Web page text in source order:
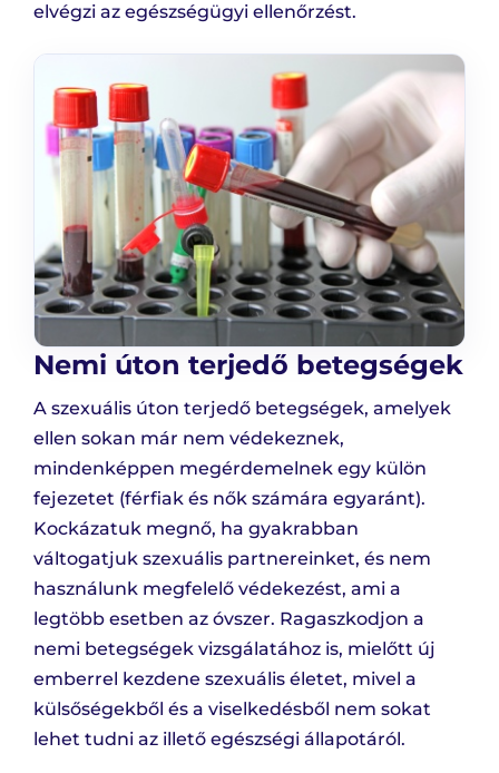
elvégzi az egészségügyi ellenőrzést.
Nemi úton terjedő betegségek
A szexuális úton terjedő betegségek, amelyek
ellen sokan már nem védekeznek,
mindenképpen megérdemelnek egy külön
fejezetet (férfiak és nők számára egyaránt).
Kockázatuk megnő, ha gyakrabban
váltogatjuk szexuális partnereinket, és nem
használunk megfelelő védekezést, ami a
legtöbb esetben az óvszer. Ragaszkodjon a
nemi betegségek vizsgálatához is, mielőtt új
emberrel kezdene szexuális életet, mivel a
külsőségekből és a viselkedésből nem sokat
lehet tudni az illető egészségi állapotáról.